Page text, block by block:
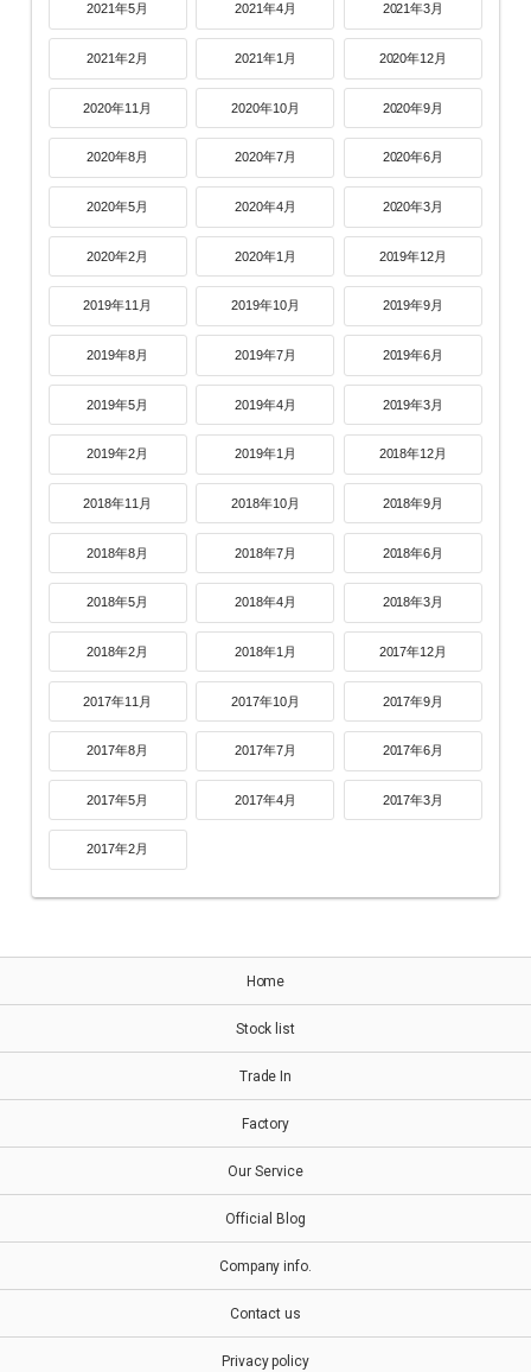
2021年5月 2021年4月 2021年3月
2021年2月 2021年1月 2020年12月
2020年11月 2020年10月 2020年9月
2020年8月 2020年7月 2020年6月
2020年5月 2020年4月 2020年3月
2020年2月 2020年1月 2019年12月
2019年11月 2019年10月 2019年9月
2019年8月 2019年7月 2019年6月
2019年5月 2019年4月 2019年3月
2019年2月 2019年1月 2018年12月
2018年11月 2018年10月 2018年9月
2018年8月 2018年7月 2018年6月
2018年5月 2018年4月 2018年3月
2018年2月 2018年1月 2017年12月
2017年11月 2017年10月 2017年9月
2017年8月 2017年7月 2017年6月
2017年5月 2017年4月 2017年3月
2017年2月
Home
Stock list
Trade In
Factory
Our Service
Official Blog
Company info.
Contact us
Privacy policy